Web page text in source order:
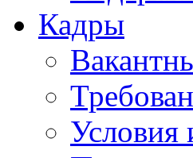
Кадры
Условия